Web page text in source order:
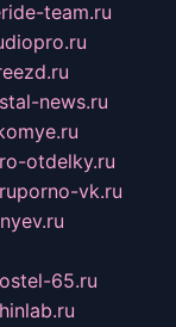
team.ru
news.ru
otdelky.ru
porno-vk.ru
65.ru